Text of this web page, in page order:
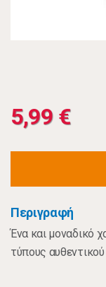
5,99 €
Περιγραφή
Ένα και μοναδικό
τύπους